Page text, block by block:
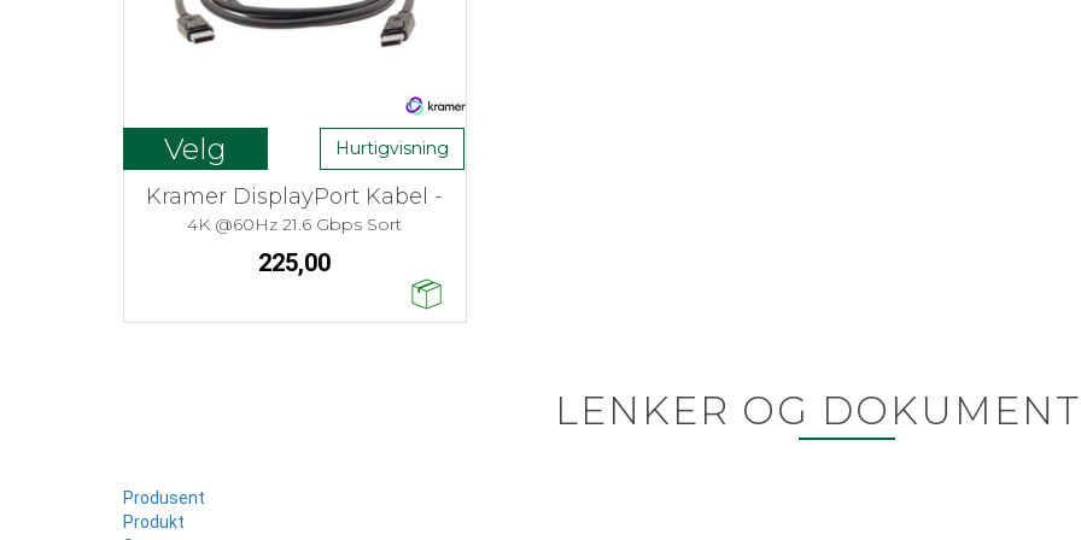
Velg Hurtigvisning
Kramer DisplayPort Kabel -
4K @60Hz 21.6 Gbps Sort
225,00
LENKER OG
Produsent
Produkt